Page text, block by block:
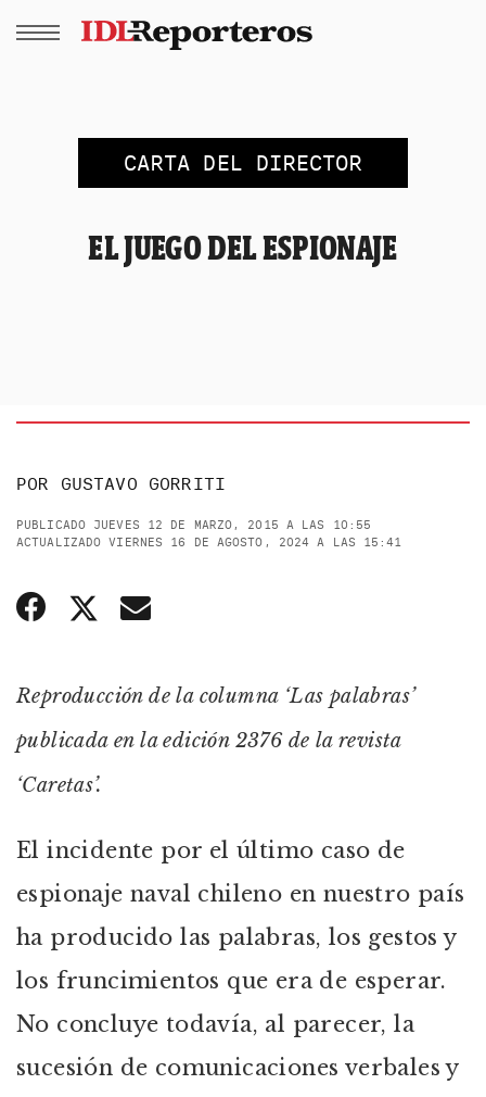
CARTA DEL DIRECTOR
EL JUEGO DEL ESPIONAJE
POR GUSTAVO GORRITI
PUBLICADO JUEVES 12 DE MARZO, 2015 A LAS 10:55
ACTUALIZADO VIERNES 16 DE AGOSTO, 2024 A LAS 15:41
Reproducción de la columna ‘Las palabras’
publicada en la edición 2376 de la revista
‘Caretas’.
El incidente por el último caso de
espionaje naval chileno en nuestro país
ha producido las palabras, los gestos y
los fruncimientos que era de esperar.
No concluye todavía, al parecer, la
sucesión de comunicaciones verbales y